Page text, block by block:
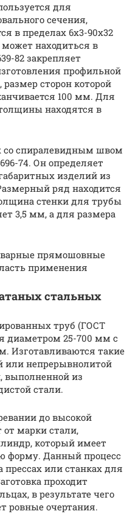
для
сечения,
в пределах 6х3-90х32
находиться в
82 закрепляет
профильной
сторон которой
100 мм. Для
находятся в
со спиралевидным швом
74. Он определяет
изделий из
ряд находится
стенки для трубы
3,5 мм, а для размера
прямошовные
применения
стальных
труб (ГОСТ
диаметром 25-700 мм с
Изготавливаются такие
или непрерывнолитой
выполненной из
стали.
до высокой
от марки стали,
который имеет
форму. Данный процесс
или станках для
проходит
в результате чего
ровные очертания.